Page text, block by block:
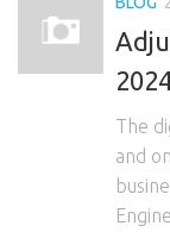
The
and